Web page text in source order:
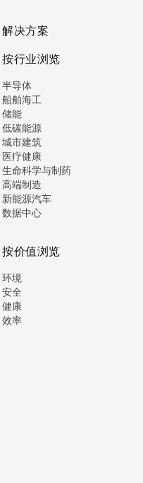
解决方案
按行业浏览
半导体
船舶海工
储能
低碳能源
城市建筑
医疗健康
生命科学与制药
高端制造
新能源汽车
数据中心
按价值浏览
环境
安全
健康
效率